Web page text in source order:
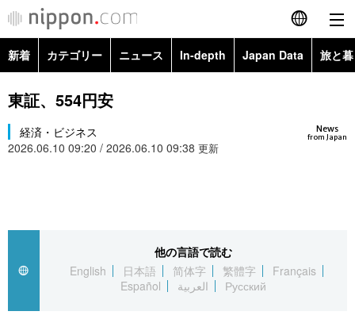
English
カテゴリー
新着 カテゴリー ニュース In-depth Japan Data 旅と
政治・外交
経済・ビジネス Images
東証、554円安
News
from Japan
経済・ビジネス
2026.06.10 09:20 / 2026.06.10 09:38 更新
他の言語で読む
English
日本語 简体字 繁體字
Français
Español
العربية Русский